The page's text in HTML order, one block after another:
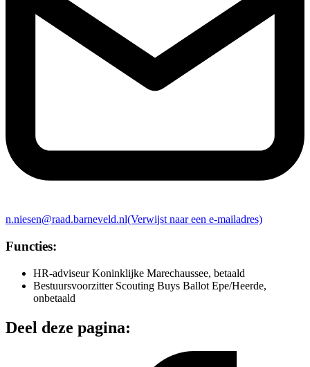
n.niesen@raad.barneveld.nl(Verwijst naar een e-mailadres)
Functies:
HR-adviseur Koninklijke Marechaussee, betaald
Bestuursvoorzitter Scouting Buys Ballot Epe/Heerde,
onbetaald
Deel deze pagina: